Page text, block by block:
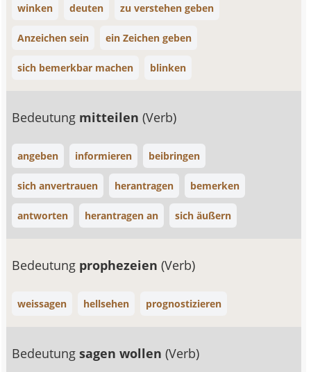
winken deuten zu verstehen geben
Anzeichen sein ein Zeichen geben
sich bemerkbar machen blinken
Bedeutung mitteilen(Verb)
angeben informieren beibringen
sich anvertrauen herantragen bemerken
antworten herantragen an sich äußern
Bedeutung prophezeien(Verb)
weissagen hellsehen prognostizieren
Bedeutungsagen wollen(Verb)